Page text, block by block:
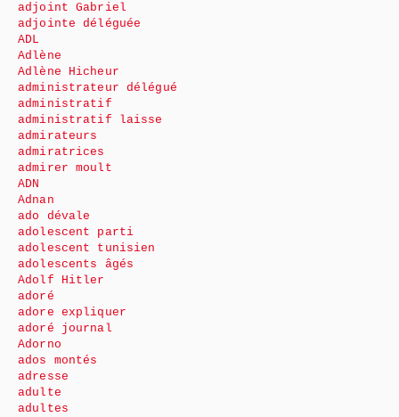
adjoint Gabriel
adjointe déléguée
ADL
Adlène
Adlène Hicheur
administrateur délégué
administratif
administratif laisse
admirateurs
admiratrices
admirer moult
ADN
Adnan
ado dévale
adolescent parti
adolescent tunisien
adolescents âgés
Adolf Hitler
adoré
adore expliquer
adoré journal
Adorno
ados montés
adresse
adulte
adultes